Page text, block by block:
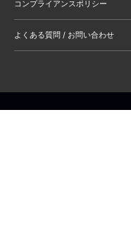
コンプライアンスポリシー
よくある質問 / お問い合わせ